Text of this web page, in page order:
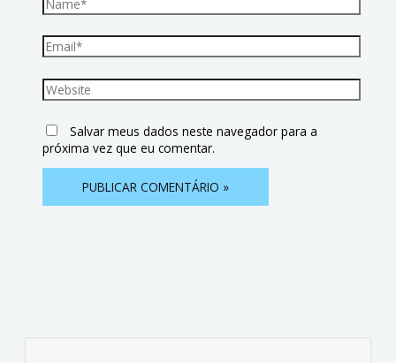
Salvar meus dados neste navegador para a
próxima vez que eu comentar.